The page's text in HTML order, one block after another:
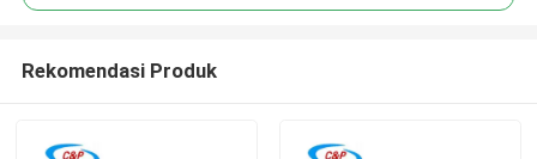
Rekomendasi Produk